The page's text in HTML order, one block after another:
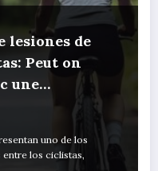
lesiones de
Peut on
une
uno de los
los ciclistas,